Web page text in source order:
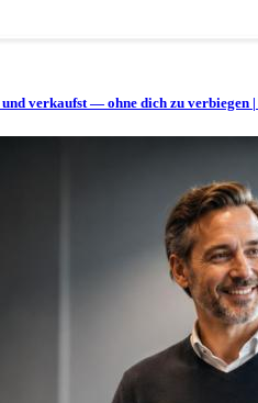
verkaufst — ohne dich zu verbiegen